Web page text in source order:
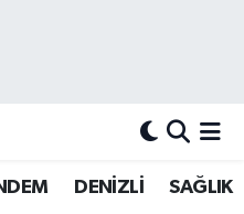
DENİZLİ SAĞLIK
Haritası
ve Fikstür